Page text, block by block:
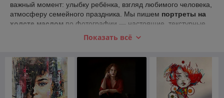
важный момент: улыбку ребёнка, взгляд любимого человека,
атмосферу семейного праздника. Мы пишем портреты на
холсте маслом по фотографии — настоящие, текстурные,
которые можно трогать и которым хочется улыбаться каждый
Работаем в Минске.Все интерьерные картины
исполнении — единственные экземпляры, не репродукции и
не печать с имитацией мазков.
Какие портреты мы пишем:
Показать всё